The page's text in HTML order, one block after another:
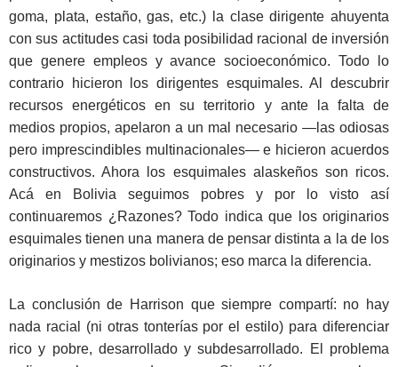
goma, plata, estaño, gas, etc.) la clase dirigente ahuyenta
con sus actitudes casi toda posibilidad racional de inversión
que genere empleos y avance socioeconómico. Todo lo
contrario hicieron los dirigentes esquimales. Al descubrir
recursos energéticos en su territorio y ante la falta de
medios propios, apelaron a un mal necesario —las odiosas
pero imprescindibles multinacionales— e hicieron acuerdos
constructivos. Ahora los esquimales alaskeños son ricos.
Acá en Bolivia seguimos pobres y por lo visto así
continuaremos ¿Razones? Todo indica que los originarios
esquimales tienen una manera de pensar distinta a la de los
originarios y mestizos bolivianos; eso marca la diferencia.
La conclusión de Harrison que siempre compartí: no hay
nada racial (ni otras tonterías por el estilo) para diferenciar
rico y pobre, desarrollado y subdesarrollado. El problema